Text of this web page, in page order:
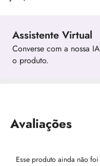
Assistente Virtual
Converse com a nossa
o produto.
Avaliações
Esse produto ainda não